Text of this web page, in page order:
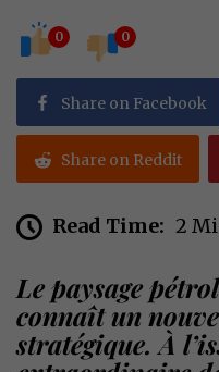
0 0
Share on Facebook
Share on Reddit
Read Time: 2
Le paysage
connaît un
stratégique. À